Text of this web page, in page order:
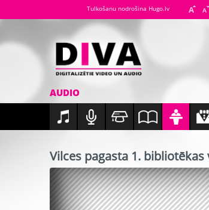
Tulkošanu nodrošina Hugo.lv
AUDIO
Vilces pagasta 1.